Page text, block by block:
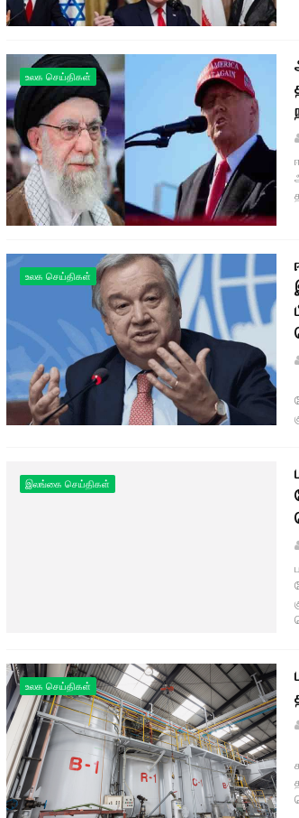
உலக செய்திகள்
உலக செய்திகள்
இலங்கை செய்திகள்
உலக செய்திகள்